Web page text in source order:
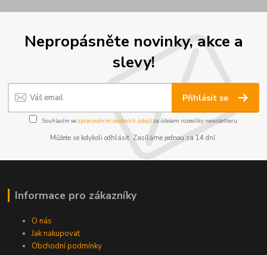
Nepropásněte novinky, akce a
slevy!
Přihlásit se
Souhlasím se zpracováním osobních údajůza účelem rozesílky newsletteru.
Můžete se kdykoli odhlásit. Zasíláme jednou za 14 dní.
Informace pro zákazníky
O nás
Jak nakupovat
Obchodní podmínky